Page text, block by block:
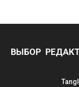
ВЫБОР